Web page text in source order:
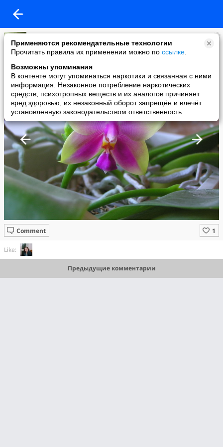
Применяются рекомендательные технологии
Прочитать правила их применении можно по ссылке
Возможны упоминания
В контенте могут упоминаться наркотики и связанная с ними
информация. Незаконное потребление наркотических
средств, психотропных веществ и их аналогов причиняет
вред здоровью, их незаконный оборот запрещён и влечёт
установленную законодательством ответственность
Ольга Мельникова
added a photo
24 Jun в 17:00
Comment
Like:
Предыдущие комментарии